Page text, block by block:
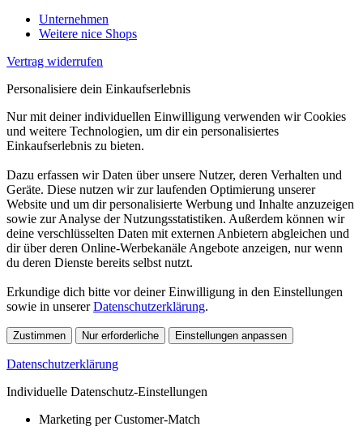
Unternehmen
Weitere nice Shops
Vertrag widerrufen
Personalisiere dein Einkaufserlebnis
Nur mit deiner individuellen Einwilligung verwenden wir Cookies
und weitere Technologien, um dir ein personalisiertes
Einkaufserlebnis zu bieten.
Dazu erfassen wir Daten über unsere Nutzer, deren Verhalten und
Geräte. Diese nutzen wir zur laufenden Optimierung unserer
Website und um dir personalisierte Werbung und Inhalte anzuzeigen
sowie zur Analyse der Nutzungsstatistiken. Außerdem können wir
deine verschlüsselten Daten mit externen Anbietern abgleichen und
dir über deren Online-Werbekanäle Angebote anzeigen, nur wenn
du deren Dienste bereits selbst nutzt.
Erkundige dich bitte vor deiner Einwilligung in den Einstellungen
sowie in unsererDatenschutzerklärung.
Zustimmen Nur erforderliche Einstellungen anpassen
Datenschutzerklärung
Individuelle Datenschutz-Einstellungen
Marketing per Customer-Match